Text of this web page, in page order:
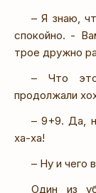
– Я знаю,
спокойно. -
трое дружно
– Что это
продолжали
– 9+9. Да,
ха-ха!
– Ну и чего
Один из